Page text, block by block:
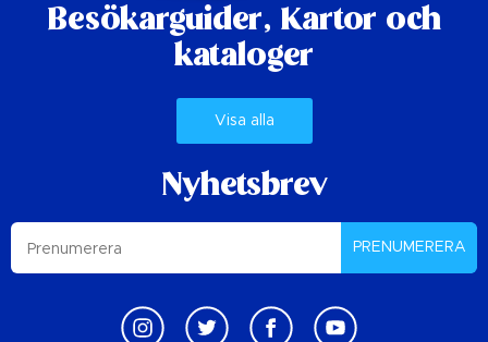
Besökarguider, Kartor och
kataloger
Visa alla
Nyhetsbrev
PRENUMERERA